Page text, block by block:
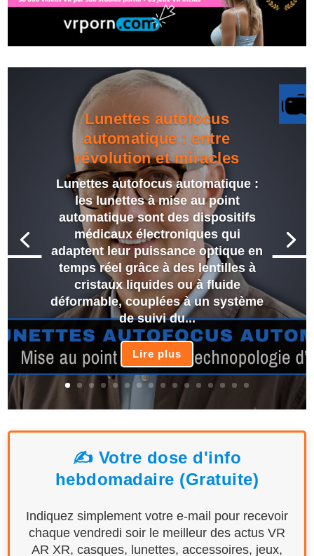
Lunettes autofocus
automatique : entre
révolution et miracles
Lunettes autofocus automatique :
les lunettes à mise au point
automatique sont des dispositifs
médicaux électroniques qui
adaptent leur puissance optique en
temps réel grâce à des lentilles à
cristaux liquides ou à fluide
déformable, couplées à un système
de suivi du...
Lire plus
✍️ Votre dose d'info
hebdomadaire (Gratuite)
Indiquez simplement votre e-mail pour recevoir
chaque vendredi soir le meilleur des actus VR
AR XR, casques, lunettes, accessoires, jeux,